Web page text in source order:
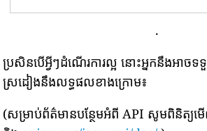
.
ប្រសិនបើអ្វីៗដំណើរការល្អ នោះអ្នកនឹងអាច
ស្រដៀងនឹងលទ្ធផលខាងក្រោម៖
(សម្រាប់ព័ត៌មានបន្ថែមអំពី API សូមពិនិត្យម